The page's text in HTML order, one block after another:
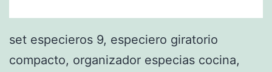
set especieros 9, especiero giratorio
compacto, organizador especias cocina,